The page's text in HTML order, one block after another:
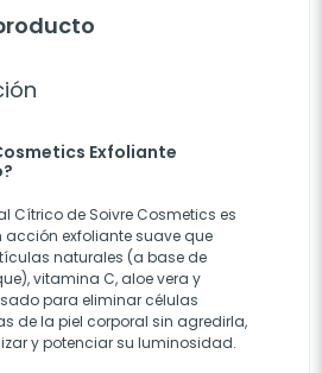
Exfoliante
Cítrico de Soivre Cosmetics es
exfoliante suave que
naturales (a base de
vitamina C, aloe vera y
para eliminar células
de la piel corporal sin agredirla,
y potenciar su luminosidad.